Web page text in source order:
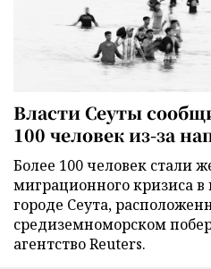
Власти Сеуты
100 человек из-за
Более 100 человек стали
миграционного кризиса
городе Сеута,
средиземноморском
агентство Reuters.